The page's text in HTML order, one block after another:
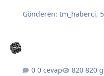
Gönderen:tm_haberci,
0 cevap 820